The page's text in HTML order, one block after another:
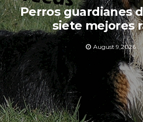
Perros guardianes
siete mejores
August 9,2026